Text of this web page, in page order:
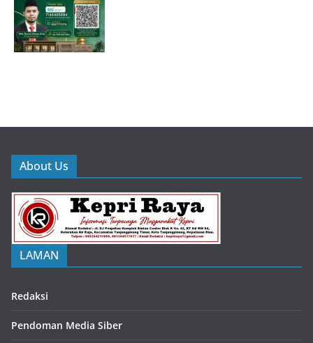
About Us
LAMAN
Redaksi
Pendoman Media Siber